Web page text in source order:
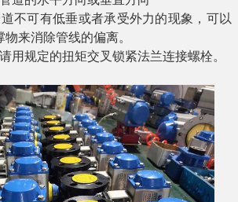
道不可有低垂或者承受外力的现象，可以
来消除管线的偏离。
用规定的扭矩交叉锁紧法兰连接螺栓。